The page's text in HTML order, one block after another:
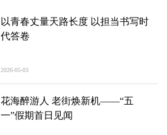
以青春丈量天路长度 以担当书写时
代答卷
2026-05-03
花海醉游人 老街焕新机——“五
一”假期首日见闻